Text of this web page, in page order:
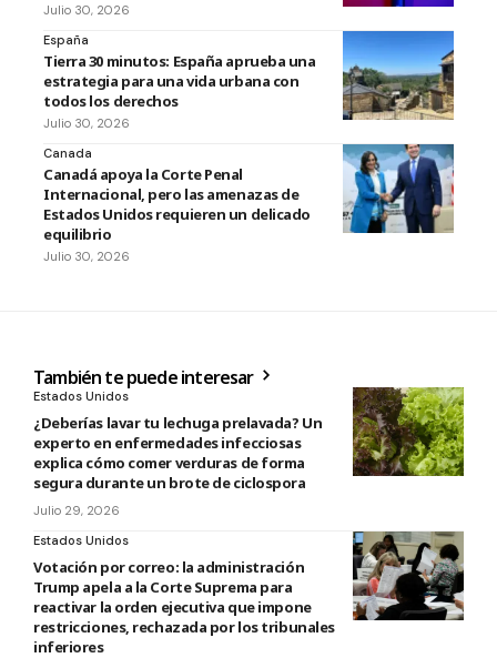
Julio 30, 2026
España
Tierra 30 minutos: España aprueba una
estrategia para una vida urbana con
todos los derechos
Julio 30, 2026
Canada
Canadá apoya la Corte Penal
Internacional, pero las amenazas de
Estados Unidos requieren un delicado
equilibrio
Julio 30, 2026
También te puede interesar
Estados Unidos
¿Deberías lavar tu lechuga prelavada? Un
experto en enfermedades infecciosas
explica cómo comer verduras de forma
segura durante un brote de ciclospora
Julio 29, 2026
Estados Unidos
Votación por correo: la administración
Trump apela a la Corte Suprema para
reactivar la orden ejecutiva que impone
restricciones, rechazada por los tribunales
inferiores